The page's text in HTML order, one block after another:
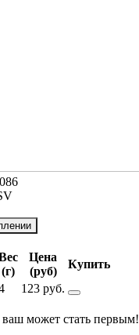
(г)
Цена
(руб)
Купить
123 руб.
может стать первым!